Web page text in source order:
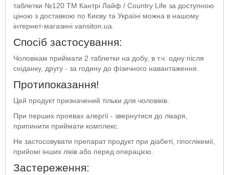
таблетки №120 ТМ Кантрі Лайф / Country Life за доступною
ціною з доставкою по Києву та Україні можна в нашому
інтернет-магазині vansiton.ua.
Спосіб застосування:
Чоловікам приймати 2 таблетки на добу, в т.ч. одну після
сніданку, другу - за годину до фізичного навантаження.
Протипоказання!
Цей продукт призначений тільки для чоловіків.
При перших проявах алергії - звернутися до лікаря,
припинити приймати комплекс.
Не застосовувати препарат продукт при діабеті, гіпоглікемії,
прийомі інших ліків або перед операцією.
Застереження: